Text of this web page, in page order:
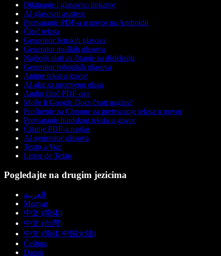
Diktiranje i glasovno tipkanje
AI glasovni asistent
Pretvaranje PDF-a u govor na Androidu
Čitač teksta
Generator ženskih glasova
Generator muških glasova
Najbolji alati za čitanje za disleksiju
Generator robotskih glasova
Anime tekst u govor
AI alat za promjenu glasa
Audio čitač PDF-ova
Može li Google Docs čitati naglas?
Proširenje za Chrome za pretvaranje teksta u govor
Pretvaranje hindskog teksta u govor
Čitanje PDF-a naglas
AI generator glasova
Texto a Voz
Leitor de Texto
Pogledajte na drugim jezicima
العربية
Magyar
中文 (简体)
中文 (台灣)
中文 (简体 中国大陆)
Čeština
Dansk